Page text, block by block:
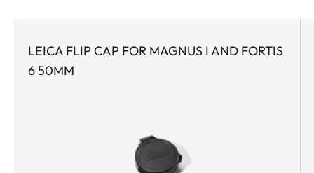
Vignettierung in Verbindung mit dem großen,
effektiven Objektivdurchmesser ein
Detailerkennbarkeit und unterstützen Sie beim
sicheren Ansprechen - vom Morgengrauen bis in
LEICA FLIP CAP FOR MAGNUS I AND FORTIS
6 50MM